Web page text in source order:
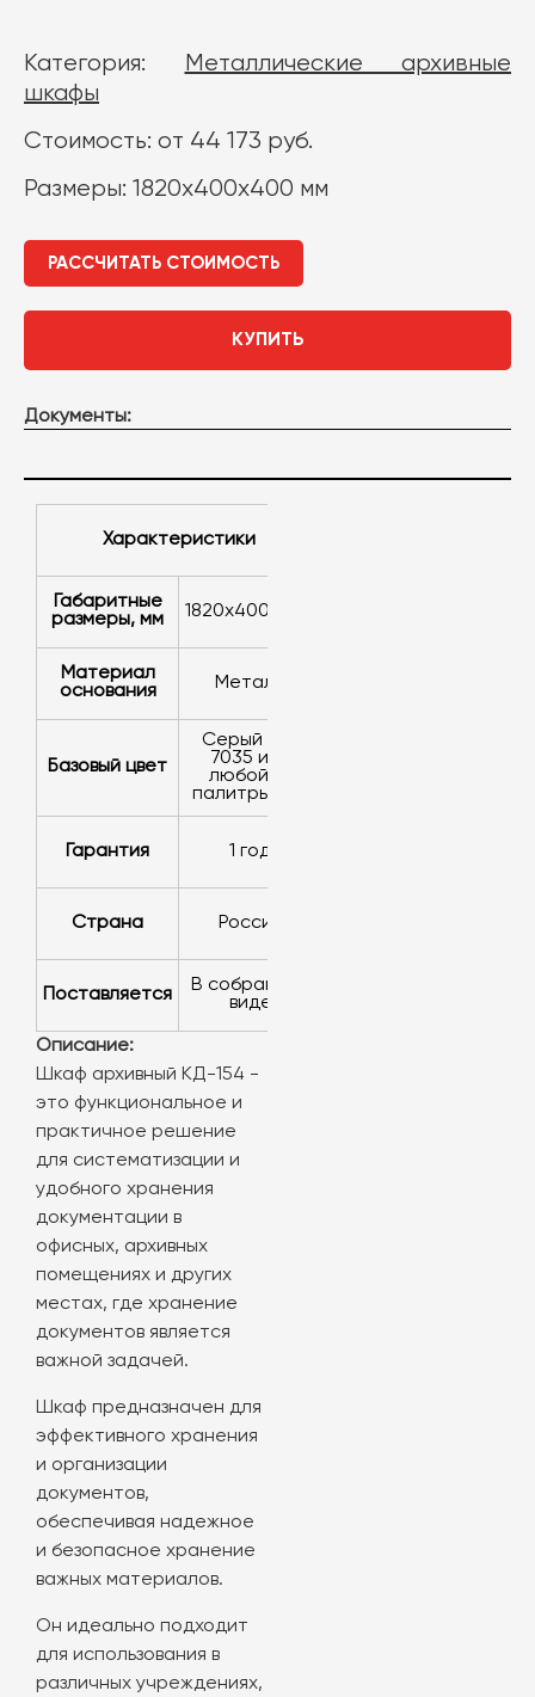
Категория:
Металлические архивные
шкафы
Стоимость: от 44 173 руб.
Размеры: 1820х400х400 мм
РАССЧИТАТЬ СТОИМОСТЬ
КУПИТЬ
Документы:
Характеристики
размеры, мм
1820х400х400
Материал
основания
металл
базовый цвет
серый RAL
7035 или
любой из
палитры RAL
Гарантия 1 год
Страна Россия
Поставляется
в собранном
виде
Описание:
Шкаф архивный КД-154 -
это функциональное и
практичное решение
для систематизации и
удобного хранения
документации в
офисных, архивных
помещениях и других
местах, где хранение
документов является
важной задачей.
Шкаф предназначен для
эффективного хранения
и организации
документов,
обеспечивая надежное
и безопасное хранение
важных материалов.
Он идеально подходит
для использования в
различных учреждениях,